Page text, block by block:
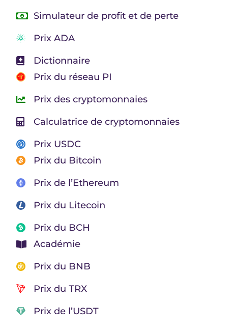
Simulateur de profit et de perte
Prix ADA
Dictionnaire
Prix du réseau PI
Prix des cryptomonnaies
Calculatrice de cryptomonnaies
Prix USDC
Prix du Bitcoin
Prix de l’Ethereum
Prix du Litecoin
Prix du BCH
Académie
Prix du BNB
Prix du TRX
Prix de l’USDT